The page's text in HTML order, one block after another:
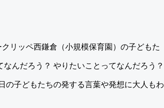
リッペ西鎌倉（小規模保育園）の子どもた
んだろう？ やりたいことってなんだろう？
の子どもたちの発する言葉や発想に大人もわ